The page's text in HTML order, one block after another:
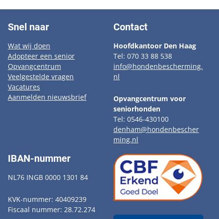
Snel naar
Wat wij doen
Adopteer een senior
Opvangcentrum
Veelgestelde vragen
Vacatures
Aanmelden nieuwsbrief
Contact
Hoofdkantoor Den Haag
Tel: 070 33 88 538
info@hondenbescherming.
nl
Opvangcentrum voor
seniorhonden
Tel: 0546-430100
denham@hondenbescher
ming.nl
IBAN-nummer
NL76 INGB 0000 1301 84
KVK-nummer: 40409239
Fiscaal nummer: 28.72.274